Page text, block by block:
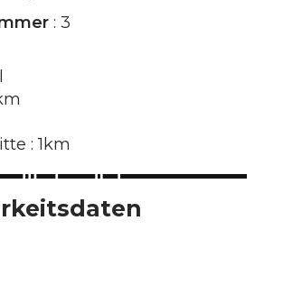
: 3
: 1km